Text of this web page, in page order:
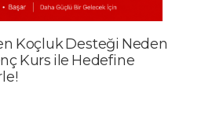
Koçluk Desteği Neden
Kurs ile Hedefine